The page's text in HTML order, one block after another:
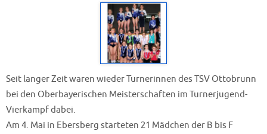
Seit langer Zeit waren wieder Turnerinnen des TSV Ottobrunn
bei den Oberbayerischen Meisterschaften im Turnerjugend-
Vierkampf dabei.
Am 4. Mai in Ebersberg starteten 21 Mädchen der B bis F